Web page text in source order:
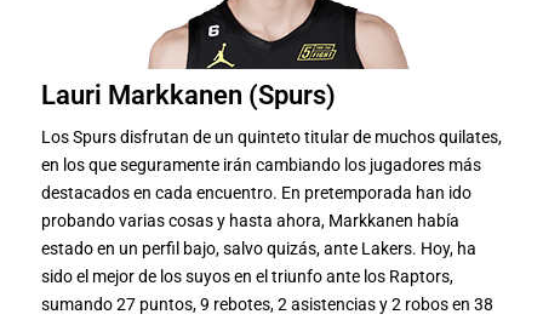
Lauri Markkanen (Spurs)
Los Spurs disfrutan de un quinteto titular de muchos quilates,
en los que seguramente irán cambiando los jugadores más
destacados en cada encuentro. En pretemporada han ido
probando varias cosas y hasta ahora, Markkanen había
estado en un perfil bajo, salvo quizás, ante Lakers. Hoy, ha
sido el mejor de los suyos en el triunfo ante los Raptors,
sumando 27 puntos, 9 rebotes, 2 asistencias y 2 robos en 38